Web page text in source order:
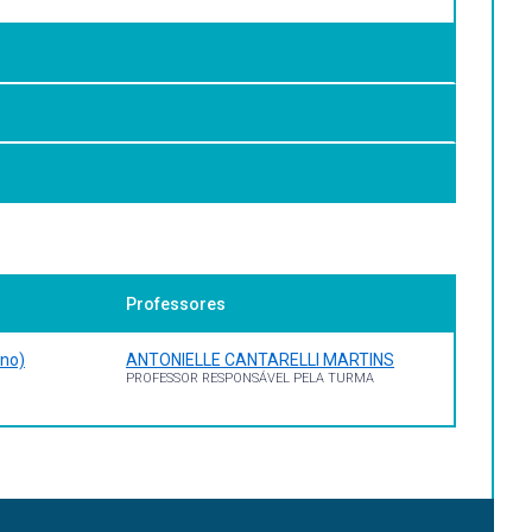
como ciência, de modo a apropriar-se de
Introdução à linguística. Fundamentos
6 ed. Petrópolis: Vozes, 1975. LARCEDA, C. B.
das línguas de sinais : a Libras sob a ótica
Professores
ANTONIELLE CANTARELLI MARTINS
PROFESSOR RESPONSÁVEL PELA TURMA